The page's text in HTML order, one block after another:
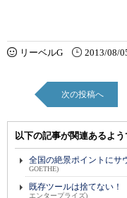
リーベルG 2013/08/
次の投稿へ
以下の記事が関連あるよう
全国の絶景ポイントにサ
GOETHE)
既存ツールは捨てない
エンタープライズ)